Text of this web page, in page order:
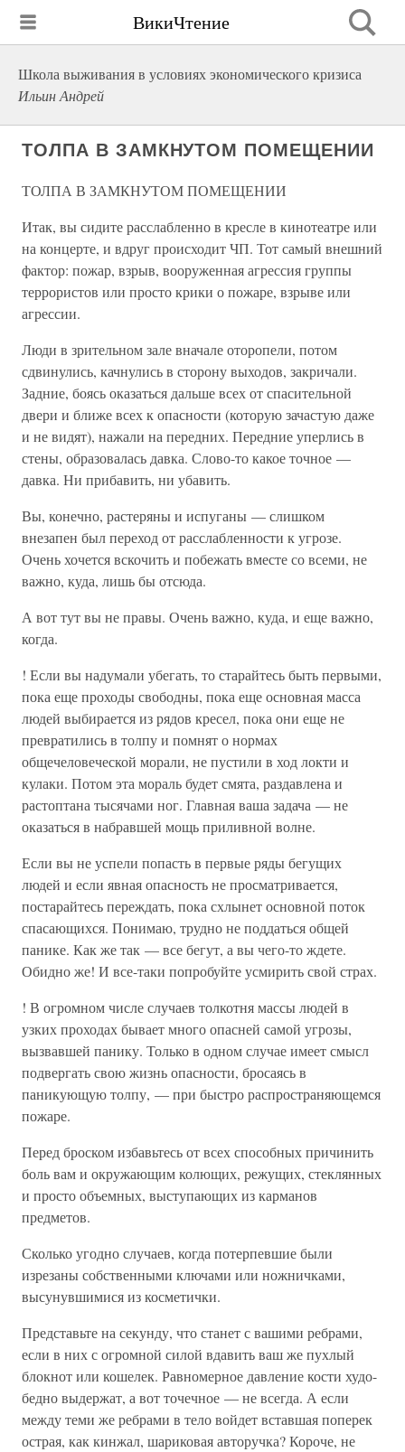
ВикиЧтение
Школа выживания в условиях экономического кризиса
Ильин Андрей
ТОЛПА В ЗАМКНУТОМ ПОМЕЩЕНИИ
ТОЛПА В ЗАМКНУТОМ ПОМЕЩЕНИИ
Итак, вы сидите расслабленно в кресле в кинотеатре или
на концерте, и вдруг происходит ЧП. Тот самый внешний
фактор: пожар, взрыв, вооруженная агрессия группы
террористов или просто крики о пожаре, взрыве или
агрессии.
Люди в зрительном зале вначале оторопели, потом
сдвинулись, качнулись в сторону выходов, закричали.
Задние, боясь оказаться дальше всех от спасительной
двери и ближе всех к опасности (которую зачастую даже
и не видят), нажали на передних. Передние уперлись в
стены, образовалась давка. Слово-то какое точное —
давка. Ни прибавить, ни убавить.
Вы, конечно, растеряны и испуганы — слишком
внезапен был переход от расслабленности к угрозе.
Очень хочется вскочить и побежать вместе со всеми, не
важно, куда, лишь бы отсюда.
А вот тут вы не правы. Очень важно, куда, и еще важно,
когда.
! Если вы надумали убегать, то старайтесь быть первыми,
пока еще проходы свободны, пока еще основная масса
людей выбирается из рядов кресел, пока они еще не
превратились в толпу и помнят о нормах
общечеловеческой морали, не пустили в ход локти и
кулаки. Потом эта мораль будет смята, раздавлена и
растоптана тысячами ног. Главная ваша задача — не
оказаться в набравшей мощь приливной волне.
Если вы не успели попасть в первые ряды бегущих
людей и если явная опасность не просматривается,
постарайтесь переждать, пока схлынет основной поток
спасающихся. Понимаю, трудно не поддаться общей
панике. Как же так — все бегут, а вы чего-то ждете.
Обидно же! И все-таки попробуйте усмирить свой страх.
! В огромном числе случаев толкотня массы людей в
узких проходах бывает много опасней самой угрозы,
вызвавшей панику. Только в одном случае имеет смысл
подвергать свою жизнь опасности, бросаясь в
паникующую толпу, — при быстро распространяющемся
пожаре.
Перед броском избавьтесь от всех способных причинить
боль вам и окружающим колющих, режущих, стеклянных
и просто объемных, выступающих из карманов
предметов.
Сколько угодно случаев, когда потерпевшие были
изрезаны собственными ключами или ножничками,
высунувшимися из косметички.
Представьте на секунду, что станет с вашими ребрами,
если в них с огромной силой вдавить ваш же пухлый
блокнот или кошелек. Равномерное давление кости худо-
бедно выдержат, а вот точечное — не всегда. А если
между теми же ребрами в тело войдет вставшая поперек
острая, как кинжал, шариковая авторучка? Короче, не